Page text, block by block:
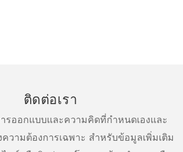
ติดต่อเรา
รออกแบบและความคิดที่กำหนดเองและ
วามต้องการเฉพาะ สำหรับข้อมูลเพิ่มเติม